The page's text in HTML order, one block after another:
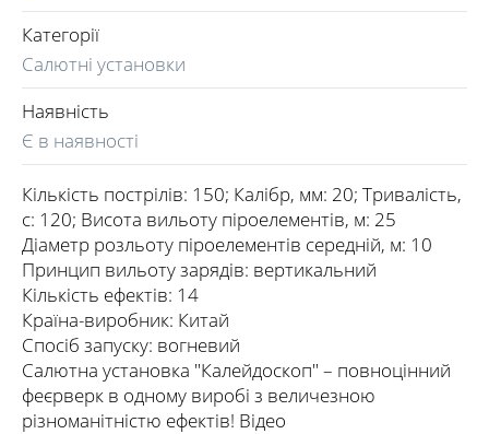
Категорії
Салютні установки
Наявність
Є в наявності
Кількість пострілів: 150; Калібр, мм: 20; Тривалість,
с: 120; Висота вильоту піроелементів, м: 25
Діаметр розльоту піроелементів середній, м: 10
Принцип вильоту зарядів: вертикальний
Кількість ефектів: 14
Країна-виробник: Китай
Спосіб запуску: вогневий
Салютна установка "Калейдоскоп" – повноцінний
феєрверк в одному виробі з величезною
різноманітністю ефектів! Відео